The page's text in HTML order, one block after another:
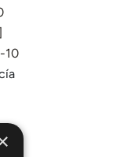
10